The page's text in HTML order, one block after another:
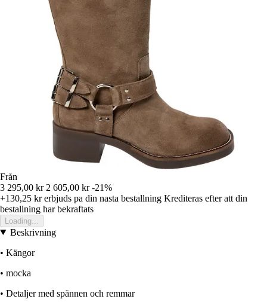
Från
3 295,00 kr 2 605,00 kr -21%
+130,25 krerbjuds pa din nasta bestallning Krediteras efter att din
bestallning har bekraftats
Loading...
Beskrivning
• Kängor
• mocka
• Detaljer med spännen och remmar